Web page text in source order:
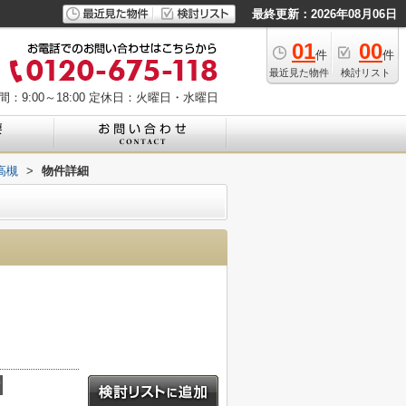
最終更新：2026年08月06日
01件
最近見た物件
00件
検討リスト
：9:00～18:00 定休日：火曜日・水曜日
槻 > 物件詳細